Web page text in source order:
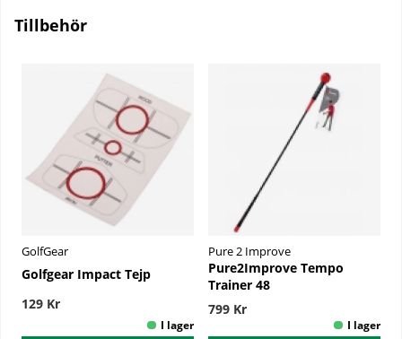
Tillbehör
GolfGear
Golfgear Impact Tejp
129 Kr
Pure 2 Improve
Pure2Improve Tempo
Trainer 48
799 Kr